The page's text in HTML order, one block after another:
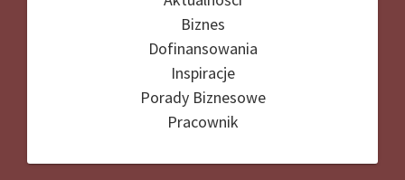
Biznes
Dofinansowania
Inspiracje
Porady Biznesowe
Pracownik